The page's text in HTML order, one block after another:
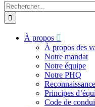
Recherche
sur
le
À propos
À propos des
Notre mandat
Notre équipe
Notre PHQ
Principes
Code de